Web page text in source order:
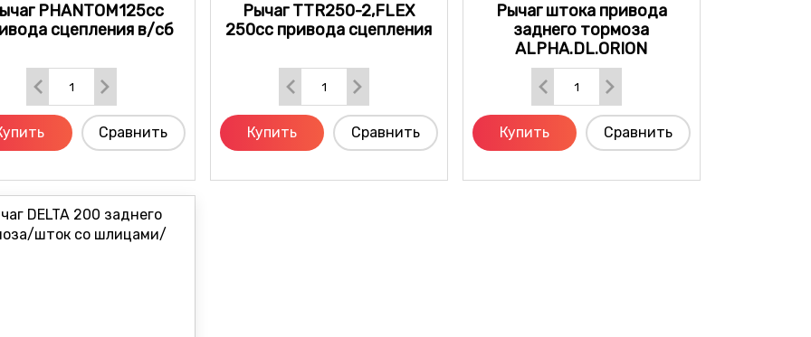
PHANTOM125cc
сцепления в/сб
Сравнить
Рычаг TTR250-2,FLEX
250cc привода сцепления
Купить Сравнить
Рычаг штока привода
заднего тормоза
ALPHA.DL.ORION
Купить Сравнить